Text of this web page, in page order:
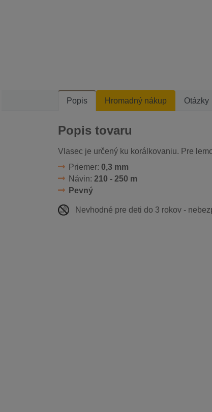
Popis Hromadný nákup Otázky
Popis tovaru
Vlasec je určený ku korálkovaniu. Pre
Priemer: 0,3 mm
Návin: 210 - 250 m
Pevný
Nevhodné pre deti do 3 rokov -